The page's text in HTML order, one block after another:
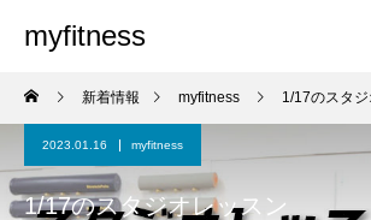
myfitness
新着情報 myfitness 1/17のスタ
2023.01.16 myfitness
1/17のスタジオレッスン